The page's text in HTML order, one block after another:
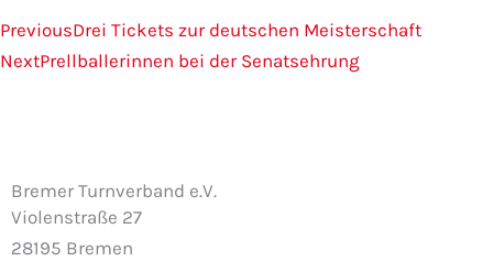
Zurück
PreviousDrei Tickets zur deutschen Meisterschaft
NextPrellballerinnen bei der Senatsehrung
Nächster
Bremer Turnverband e.V.
Violenstraße 27
28195 Bremen